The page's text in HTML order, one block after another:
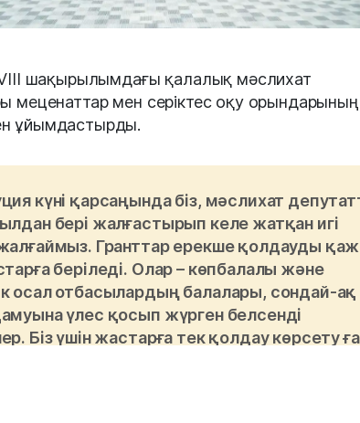
шақырылымдағы қалалық мәслихат
меценаттар мен серіктес оқу орындарының
ұйымдастырды.
күні қарсаңында біз, мәслихат
бері жалғастырып келе жатқан игі
Гранттар ерекше қолдауды
беріледі. Олар – көпбалалы және
осал отбасылардың балалары, сондай-ақ
үлес қосып жүрген белсенді
Біз үшін жастарға тек қолдау көрсету